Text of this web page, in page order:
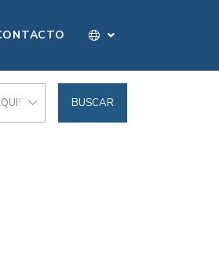
PRECIO BUSCAR